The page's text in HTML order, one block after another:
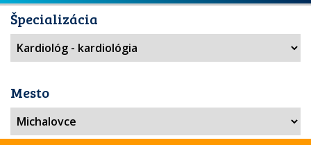
Špecializácia
Mesto